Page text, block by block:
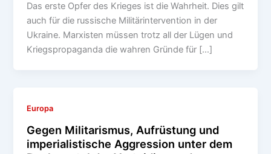
Das erste Opfer des Krieges ist die Wahrheit. Dies gilt
auch für die russische Militärintervention in der
Ukraine. Marxisten müssen trotz all der Lügen und
Kriegspropaganda die wahren Gründe für […]
Europa
Gegen Militarismus, Aufrüstung und
imperialistische Aggression unter dem